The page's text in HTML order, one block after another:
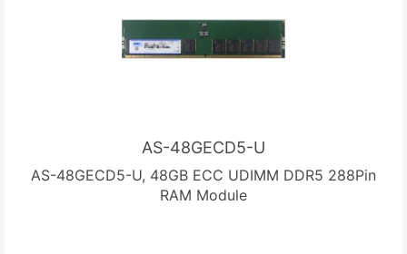
AS-48GECD5-U
AS-48GECD5-U, 48GB ECC UDIMM DDR5 288Pin
RAM Module